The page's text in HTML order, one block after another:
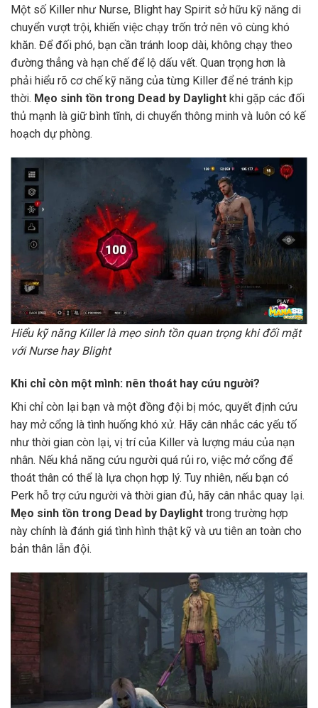
Một số Killer như Nurse, Blight hay Spirit sở hữu kỹ năng di
chuyển vượt trội, khiến việc chạy trốn trở nên vô cùng khó
khăn. Để đối phó, bạn cần tránh loop dài, không chạy theo
đường thẳng và hạn chế để lộ dấu vết. Quan trọng hơn là
phải hiểu rõ cơ chế kỹ năng của từng Killer để né tránh kịp
thời. Mẹo sinh tồn trong Dead by Daylight khi gặp các đối
thủ mạnh là giữ bình tĩnh, di chuyển thông minh và luôn có kế
hoạch dự phòng.
Hiểu kỹ năng Killer là mẹo sinh tồn quan trọng khi đối mặt
với Nurse hay Blight
Khi chỉ còn một mình: nên thoát hay cứu người?
Khi chỉ còn lại bạn và một đồng đội bị móc, quyết định cứu
hay mở cổng là tình huống khó xử. Hãy cân nhắc các yếu tố
như thời gian còn lại, vị trí của Killer và lượng máu của nạn
nhân. Nếu khả năng cứu người quá rủi ro, việc mở cổng để
thoát thân có thể là lựa chọn hợp lý. Tuy nhiên, nếu bạn có
Perk hỗ trợ cứu người và thời gian đủ, hãy cân nhắc quay lại.
Mẹo sinh tồn trong Dead by Daylight trong trường hợp
này chính là đánh giá tình hình thật kỹ và ưu tiên an toàn cho
bản thân lẫn đội.